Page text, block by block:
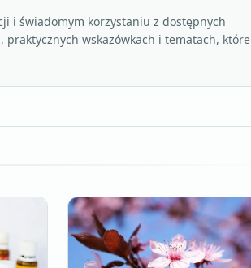
i świadomym korzystaniu z dostępnych
wskazówkach i tematach, które